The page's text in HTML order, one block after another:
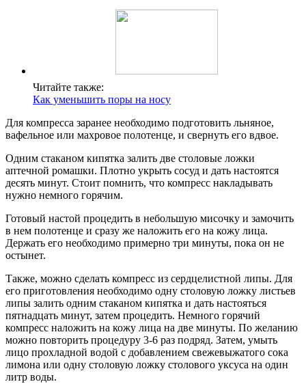
Читайте также:
Как уменьшить поры на носу
Для компресса заранее необходимо подготовить льняное,
вафельное или махровое полотенце, и свернуть его вдвое.
Одним стаканом кипятка залить две столовые ложки
аптечной ромашки. Плотно укрыть сосуд и дать настоятся
десять минут. Стоит помнить, что компресс накладывать
нужно немного горячим.
Готовый настой процедить в небольшую мисочку и замочить
в нем полотенце и сразу же наложить его на кожу лица.
Держать его необходимо примерно три минуты, пока он не
остынет.
Также, можно сделать компресс из сердцелистной липы. Для
его приготовления необходимо одну столовую ложку листьев
липы залить одним стаканом кипятка и дать настояться
пятнадцать минут, затем процедить. Немного горячий
компресс наложить на кожу лица на две минуты. По желанию
можно повторить процедуру 3-6 раз подряд. Затем, умыть
лицо прохладной водой с добавлением свежевыжатого сока
лимона или одну столовую ложку столового уксуса на один
литр воды.